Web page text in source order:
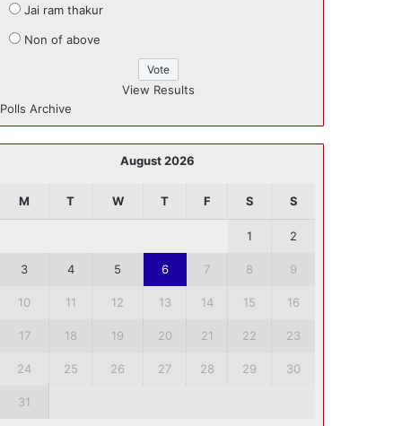
Jai ram thakur
Non of above
View Results
Polls Archive
August 2026
M T W T F S S
1 2
3 4 5 6 7 8 9
10 11 12 13 14 15 16
17 18 19 20 21 22 23
24 25 26 27 28 29 30
31